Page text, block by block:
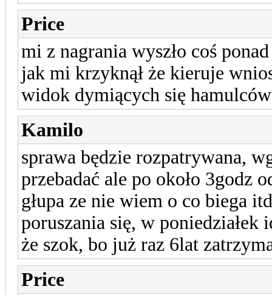
Price
mi z nagrania wyszło coś
jak mi krzyknął że kieruje
widok dymiących się
Kamilo
sprawa będzie rozpatrywana,
przebadać ale po około 3godz
głupa ze nie wiem o co biega
poruszania się, w poniedziałek
że szok, bo już raz 6lat
Price